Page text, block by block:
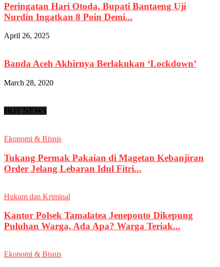
Peringatan Hari Otoda, Bupati Bantaeng Uji
Nurdin Ingatkan 8 Poin Demi...
April 26, 2025
Banda Aceh Akhirnya Berlakukan ‘Lockdown’
March 28, 2020
HOT NEWS
Ekonomi & Bisnis
Tukang Permak Pakaian di Magetan Kebanjiran
Order Jelang Lebaran Idul Fitri...
Hukum dan Kriminal
Kantor Polsek Tamalatea Jeneponto Dikepung
Puluhan Warga, Ada Apa? Warga Teriak...
Ekonomi & Bisnis